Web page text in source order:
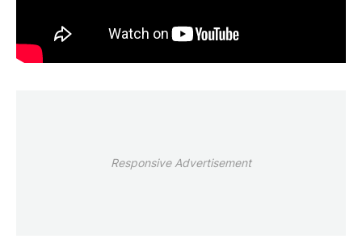
Responsive Advertisement